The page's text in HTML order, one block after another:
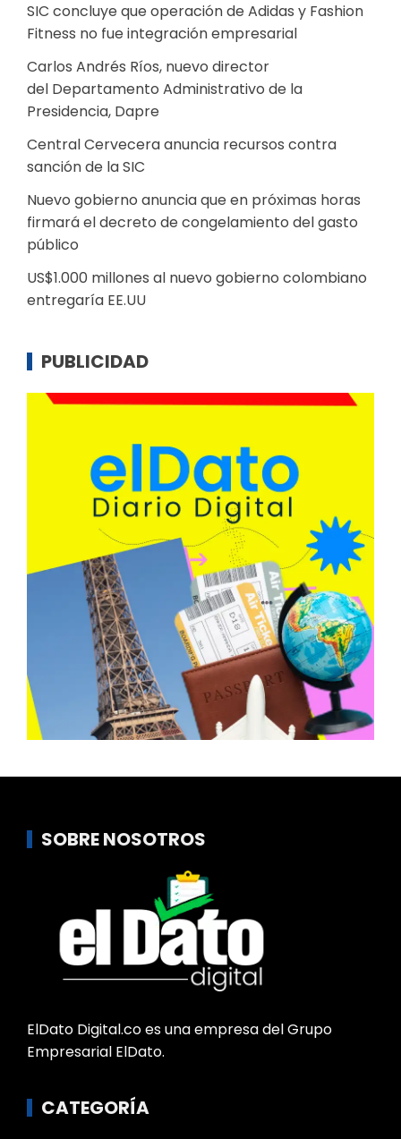
SIC concluye que operación de Adidas y Fashion
Fitness no fue integración empresarial
Carlos Andrés Ríos, nuevo director
del Departamento Administrativo de la
Presidencia, Dapre
Central Cervecera anuncia recursos contra
sanción de la SIC
Nuevo gobierno anuncia que en próximas horas
firmará el decreto de congelamiento del gasto
público
US$1.000 millones al nuevo gobierno colombiano
entregaría EE.UU
PUBLICIDAD
SOBRE NOSOTROS
ElDato Digital.co es una empresa del Grupo
Empresarial ElDato.
CATEGORÍA